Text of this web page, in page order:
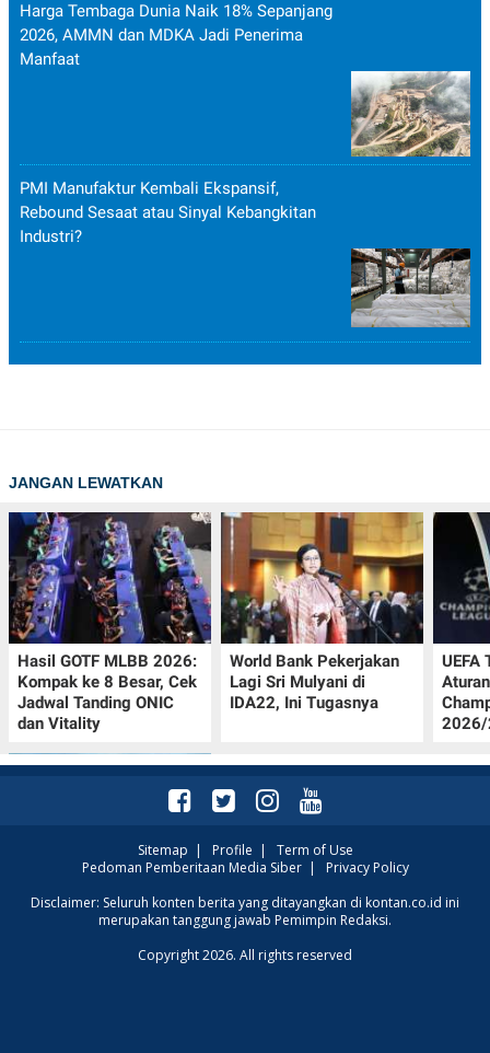
Harga Tembaga Dunia Naik 18% Sepanjang
2026, AMMN dan MDKA Jadi Penerima
Manfaat
PMI Manufaktur Kembali Ekspansif,
Rebound Sesaat atau Sinyal Kebangkitan
Industri?
JANGAN LEWATKAN
Hasil GOTF MLBB 2026:
Kompak ke 8 Besar, Cek
Jadwal Tanding ONIC
dan Vitality
World Bank Pekerjakan
Lagi Sri Mulyani di
IDA22, Ini Tugasnya
UEFA
2026/
Intip Prakiraan Cuaca
Sumsel Kamis (6/8):
Mendominasi, Siapkan
Sitemap | Profile | Term of Use
Pedoman Pemberitaan Media Siber| Privacy Policy
Disclaimer: Seluruh konten berita yang ditayangkan di kontan.co.id ini
merupakan tanggung jawab Pemimpin Redaksi.
Copyright 2026. All rights reserved